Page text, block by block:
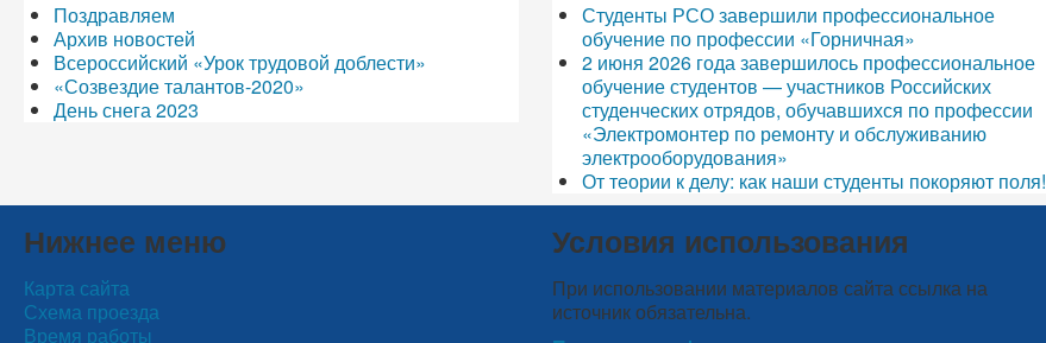
Поздравляем
Архив новостей
Всероссийский «Урок трудовой доблести»
«Созвездие талантов-2020»
День снега 2023
Студенты РСО завершили профессиональное
обучение по профессии «Горничная»
2 июня 2026 года завершилось профессиональное
обучение студентов — участников Российских
студенческих отрядов, обучавшихся по профессии
«Электромонтер по ремонту и обслуживанию
электрооборудования»
От теории к делу: как наши студенты покоряют поля!
Нижнее меню
Карта сайта
Схема проезда
Время работы
Условия использования
При использовании материалов сайта ссылка на
источник обязательна.